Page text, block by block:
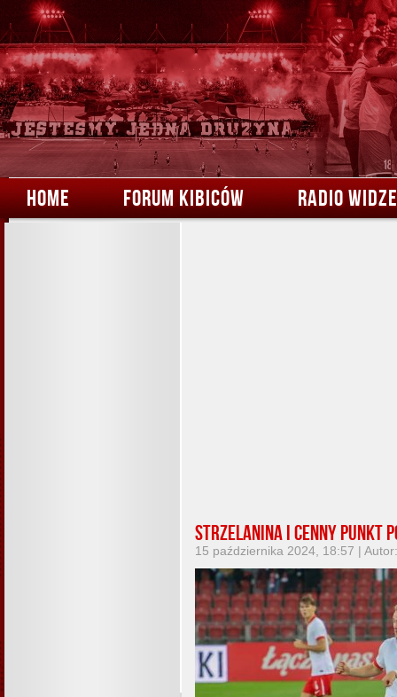
HOME FORUM KIBICÓW RADIO
Strzelanina i cenny punkt
15 października 2024, 18:57 |